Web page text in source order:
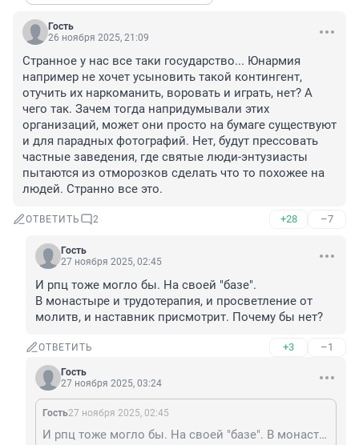
Гость
26 ноября 2025, 21:09
Странное у нас все таки государство... Юнармия
например не хочет усыновить такой контингент,
отучить их наркоманить, воровать и играть, нет? А
чего так. Зачем тогда напридумывали этих
организаций, может они просто на бумаге существуют
и для парадных фотографий. Нет, будут прессовать
частные заведения, где святые люди-энтузиасты
пытаются из отморозков сделать что то похожее на
людей. Странно все это.
ОТВЕТИТЬ 2 +28 –7
Гость
27 ноября 2025, 02:45
И рпц тоже могло бы. На своей "базе".
В монастыре и трудотерапия, и просветление от
молитв, и наставник присмотрит. Почему бы нет?
ОТВЕТИТЬ +3 –1
Гость
27 ноября 2025, 03:24
Гость27 ноября 2025, 02:45
И рпц тоже могло бы. На своей "базе". В монастыре и трудотерапия, и просветление от молитв, и наставник присмотрит. Почему бы нет?